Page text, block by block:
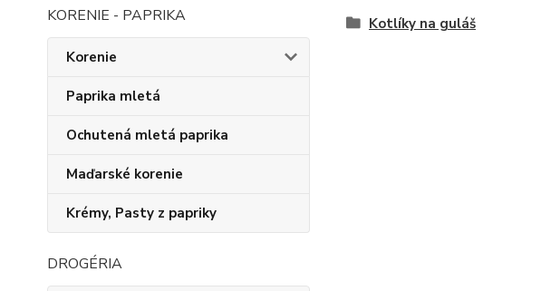
KORENIE - PAPRIKA
Korenie
Paprika mletá
Ochutená mletá paprika
Maďarské korenie
Krémy, Pasty z papriky
DROGÉRIA
Kotlíky na guláš